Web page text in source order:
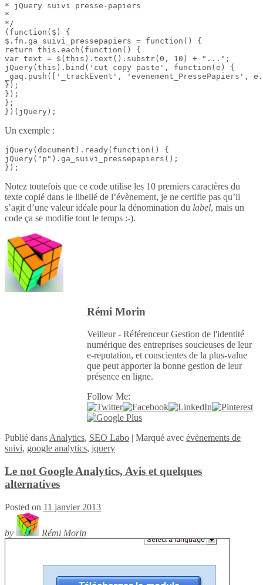
* jQuery suivi presse-papiers
*
*/
(function($) {
$.fn.ga_suivi_pressepapiers = function() {
return this.each(function() {
var text = $(this).text().substr(0, 10) + "...";
jQuery(this).bind('cut copy paste', function(e) {
_gaq.push(['_trackEvent', 'evenement_PressePapiers',
});
});
};
})(jQuery);
Un exemple :
jQuery(document).ready(function() {
jQuery("p").ga_suivi_pressepapiers();
});
Notez toutefois que ce code utilise les 10 premiers caractères du
texte copié dans le libellé de l’évènement, je ne certifie pas qu’il
s’agit d’une valeur idéale pour la dénomination du label, mais un
code ça se modifie tout le temps :-).
Rémi Morin
Veilleur - Référenceur Gestion de l'identité
numérique des entreprises soucieuses de leur
e-reputation, et conscientes de la plus-value
que peut apporter la bonne gestion de leur
présence en ligne.
Follow Me:
Publié dans Analytics, SEO Labo | Marqué avec évènements de
suivi, google analytics, jquery
Le not Google Analytics, Avis et quelques
alternatives
Posted on 11 janvier 2013
by Rémi Morin